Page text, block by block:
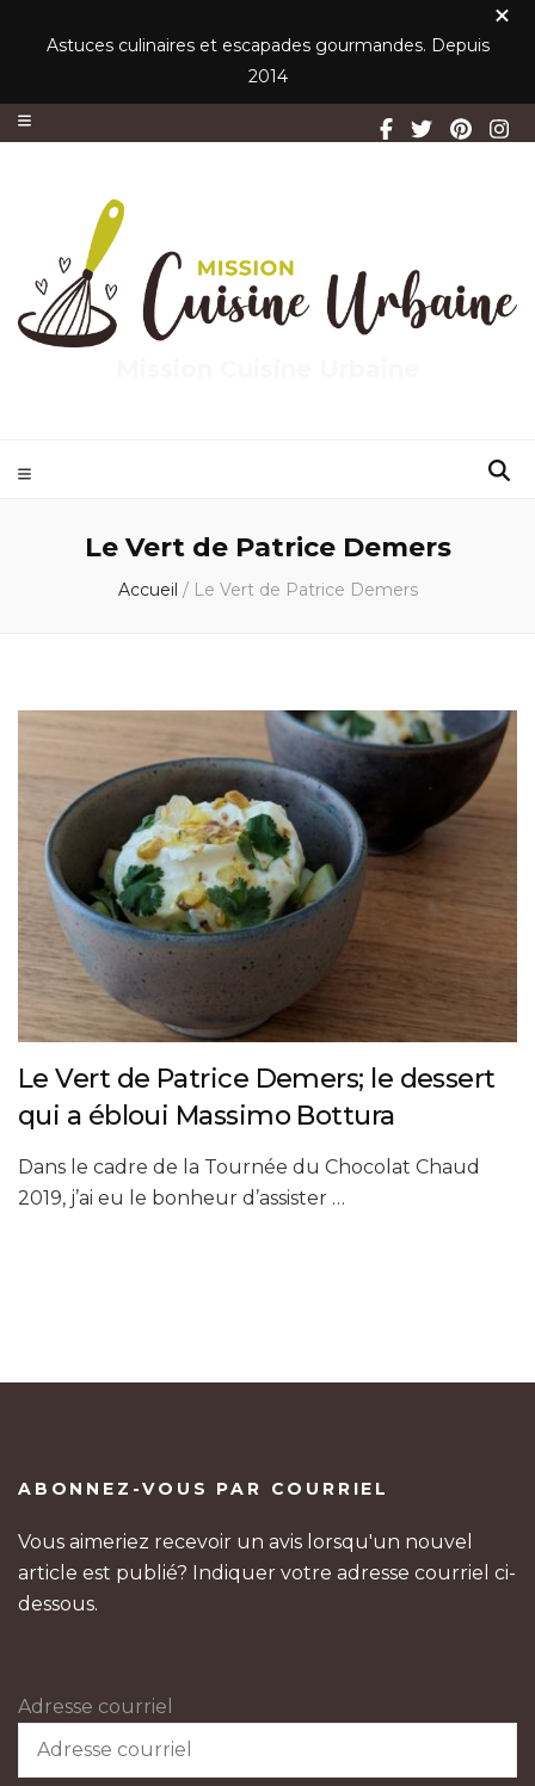
Astuces culinaires et escapades gourmandes. Depuis
2014
Le Vert de Patrice Demers
Accueil / Le Vert de Patrice Demers
Le Vert de Patrice Demers; le dessert
qui a ébloui Massimo Bottura
Dans le cadre de la Tournée du Chocolat Chaud
2019, j’ai eu le bonheur d’assister …
ABONNEZ-VOUS PAR COURRIEL
Vous aimeriez recevoir un avis lorsqu'un nouvel
article est publié? Indiquer votre adresse courriel ci-
dessous.
Adresse courriel